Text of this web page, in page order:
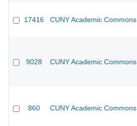
17416 CUNY Academic Commons
9028 CUNY Academic Commons
860 CUNY Academic Commons